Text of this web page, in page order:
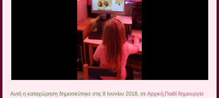
Αυτή η καταχώρηση δημοσιεύτηκε στις 8 Ιουνίου 2018, σεΑρχική Παιδί δημιουργία